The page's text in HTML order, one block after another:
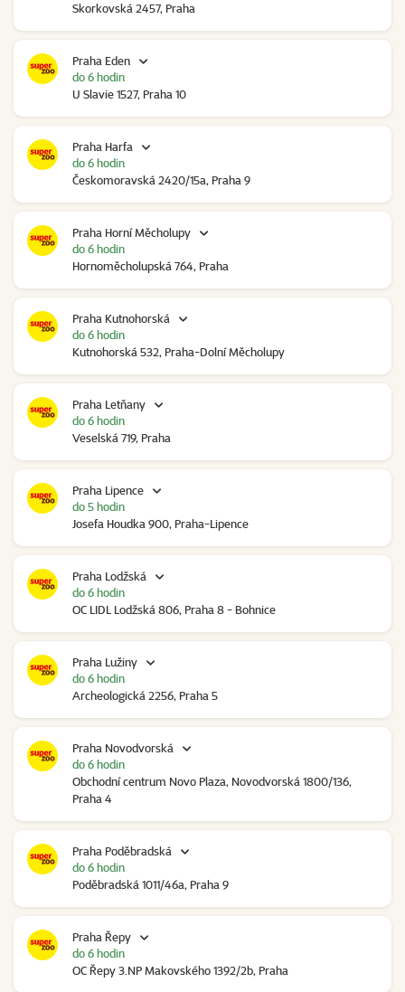
Skorkovská 2457, Praha
Praha Eden
U Slavie 1527, Praha 10
do 6 hodin
Praha Harfa
Českomoravská 2420/15a, Praha 9
do 6 hodin
Praha Horní Měcholupy
Hornoměcholupská 764, Praha
do 6 hodin
Praha Kutnohorská
Kutnohorská 532, Praha-Dolní Měcholupy
do 6 hodin
Praha Letňany
Veselská 719, Praha
do 6 hodin
Praha Lipence
Josefa Houdka 900, Praha-Lipence
do 5 hodin
Praha Lodžská
OC LIDL Lodžská 806, Praha 8 - Bohnice
do 6 hodin
Praha Lužiny
Archeologická 2256, Praha 5
do 6 hodin
Praha Novodvorská
Obchodní centrum Novo Plaza, Novodvorská 1800/136,
Praha 4
do 6 hodin
Praha Poděbradská
Poděbradská 1011/46a, Praha 9
do 6 hodin
Praha Řepy
OC Řepy 3.NP Makovského 1392/2b, Praha
do 6 hodin